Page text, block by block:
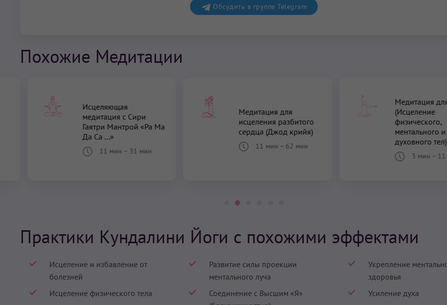
Обсудить в группе Telegram
Похожие Медитации
Исцеляющая
медитация с Сири
Гаятри Мантрой «Ра Ма
Да Са ...»
11 мин – 31 мин
Медитация для
исцеления разбитого
сердца (Джод крийя)
11 мин – 62 мин
Медитация
(Исцеление
физического,
ментального и
духовного тел)
3 мин –
Практики Кундалини Йоги с похожими эффектами
Исцеление и избавление от
болезней
Исцеление физического тела
Развитие силы проекции
ментального луча
Соединение с Высшим «Я»
Укрепление
здоровья
Усиление духа